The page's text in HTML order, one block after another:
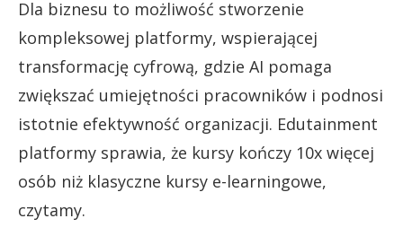
Dla biznesu to możliwość stworzenie
kompleksowej platformy, wspierającej
transformację cyfrową, gdzie AI pomaga
zwiększać umiejętności pracowników i podnosi
istotnie efektywność organizacji. Edutainment
platformy sprawia, że kursy kończy 10x więcej
osób niż klasyczne kursy e-learningowe,
czytamy.